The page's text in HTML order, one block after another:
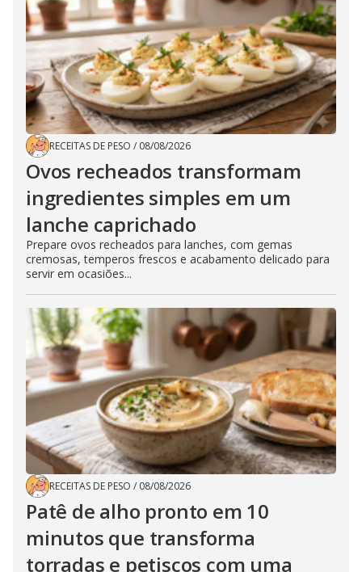
RECEITAS DE PESO / 08/08/2026
Ovos recheados transformam
ingredientes simples em um
lanche caprichado
Prepare ovos recheados para lanches, com gemas
cremosas, temperos frescos e acabamento delicado para
servir em ocasiões...
RECEITAS DE PESO / 08/08/2026
Patê de alho pronto em 10
minutos que transforma
torradas e petiscos com uma